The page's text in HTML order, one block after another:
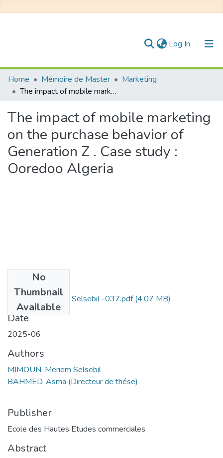
Log In (current)
Communities & Collections
All of DSpace
Statistics
Home Mémoire de Master
Marketing
The impact of mobile marketing on the purchase behavior of Generation Z . Case study : Ooredoo Algeria
The impact of mobile marketing
on the purchase behavior of
Generation Z . Case study :
Ooredoo Algeria
No
Thumbnail
Available
MIMOUN Meriem Selsebil -037.pdf(4.07 MB)
Date
2025-06
Authors
MIMOUN, Meriem Selsebil
BAHMED, Asma (Directeur de thése)
Publisher
Ecole des Hautes Etudes commerciales
Abstract